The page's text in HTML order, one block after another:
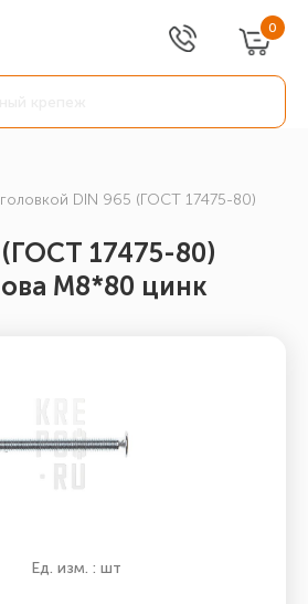
0
DIN 965 (ГОСТ 17475-80)
17475-80)
М8*80 цинк
Ед. изм. : шт